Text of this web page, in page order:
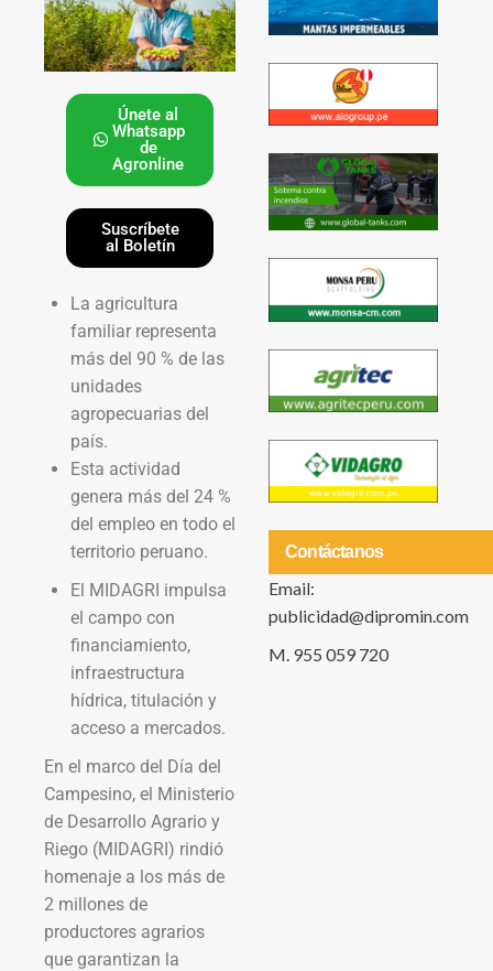
Únete al
Whatsapp
de
Agronline
Suscríbete
al Boletín
La agricultura
familiar representa
más del 90 % de las
unidades
agropecuarias del
país.
Esta actividad
genera más del 24 %
del empleo en todo el
territorio peruano.
El MIDAGRI impulsa
el campo con
financiamiento,
infraestructura
hídrica, titulación y
acceso a mercados.
En el marco del Día del
Campesino, el Ministerio
de Desarrollo Agrario y
Riego (MIDAGRI) rindió
homenaje a los más de
2 millones de
productores agrarios
que garantizan la
Contáctanos
Email:
publicidad@dipromin.com
M. 955 059 720